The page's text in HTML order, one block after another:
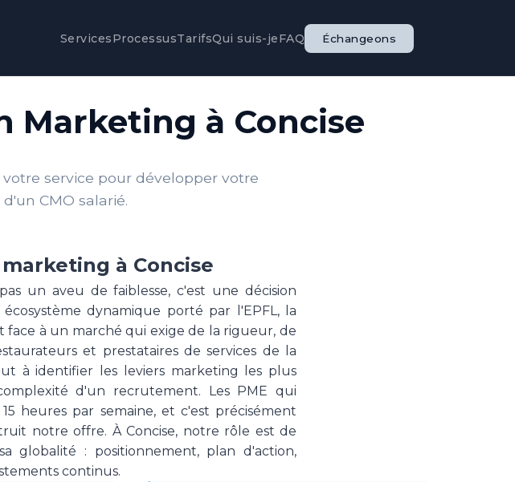
ServicesProcessusTarifsQui suis-jeFAQ Échangeons
Marketing à Concise
service pour développer votre
CMO salarié.
à Concise
un aveu de faiblesse, c'est une décision
dynamique porté par l'EPFL, la
face à un marché qui exige de la rigueur, de
et prestataires de services de la
à identifier les leviers marketing les plus
d'un recrutement. Les PME qui
heures par semaine, et c'est précisément
notre offre. À Concise, notre rôle est de
globalité : positionnement, plan d'action,
continus.